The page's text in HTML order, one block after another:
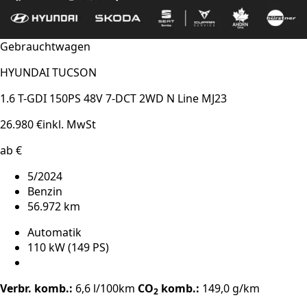
Gebrauchtwagen
HYUNDAI TUCSON
1.6 T-GDI 150PS 48V 7-DCT 2WD N Line MJ23
26.980 €inkl. MwSt
ab €
5/2024
Benzin
56.972 km
Automatik
110 kW (149 PS)
Verbr. komb.: 6,6 l/100km CO2 komb.: 149,0 g/km